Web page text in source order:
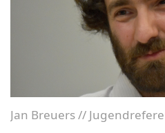
Jan Breuers //